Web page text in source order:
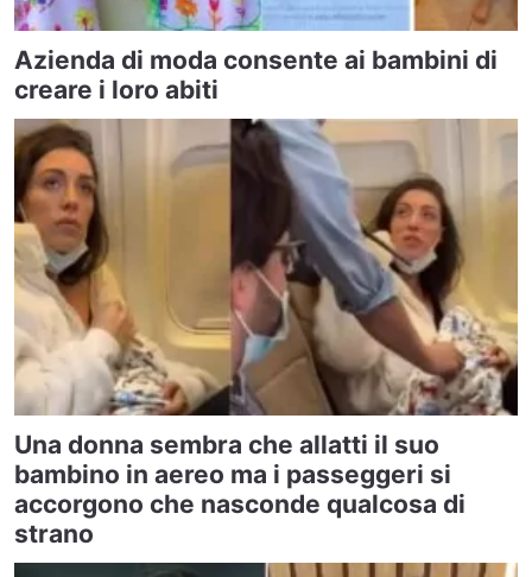
Azienda di moda consente ai bambini di
creare i loro abiti
Una donna sembra che allatti il suo
bambino in aereo ma i passeggeri si
accorgono che nasconde qualcosa di
strano